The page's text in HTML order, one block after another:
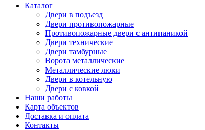
Каталог
Двери в подъезд
Двери противопожарные
Противопожарные двери с антипаникой
Двери технические
Двери тамбурные
Ворота металлические
Металлические люки
Двери в котельную
Двери с ковкой
Наши работы
Карта объектов
Доставка и оплата
Контакты